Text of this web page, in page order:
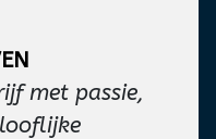
met passie,